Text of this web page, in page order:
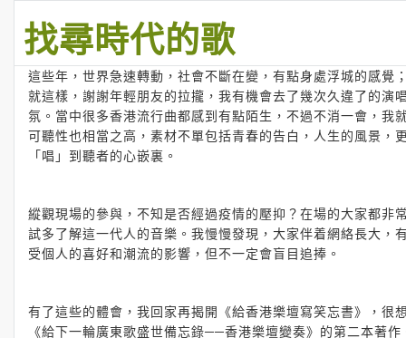
找尋時代的歌
這些年，世界急速轉動，社會不斷在變，有點身處浮城的感
就這樣，謝謝年輕朋友的拉攏，我有機會去了幾次久違了的
氛。當中很多香港流行曲都感到有點陌生，不過不消一會，
可聽性也相當之高，素材不單包括青春的告白，人生的風景
「唱」到聽者的心嵌裏。
縱觀現場的參與，不知是否經過疫情的壓抑？在場的大家都
試多了解這一代人的音樂。我慢慢發現，大家伴着網絡長大
受個人的喜好和潮流的影響，但不一定會盲目追捧。
有了這些的體會，我回家再揭開《給香港樂壇寫笑忘書》，
《給下一輪廣東歌盛世備忘錄──香港樂壇變奏》的第二本著